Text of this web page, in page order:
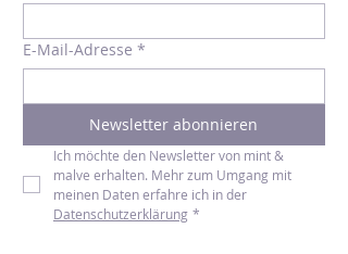
Vorname *
E-Mail-Adresse *
Newsletter abonnieren
Ich möchte den Newsletter von mint &